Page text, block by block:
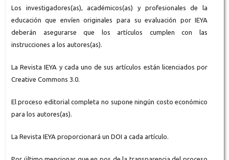
Los investigadores(as), académicos(as) y profesionales de la
educación que envíen originales para su evaluación por IEYA
deberán asegurarse que los artículos cumplen con las
instrucciones a los autores(as).
La Revista IEYA y cada uno de sus artículos están licenciados por
Creative Commons 3.0.
El proceso editorial completa no supone ningún costo económico
para los autores(as).
La Revista IEYA proporcionará un DOI a cada artículo.